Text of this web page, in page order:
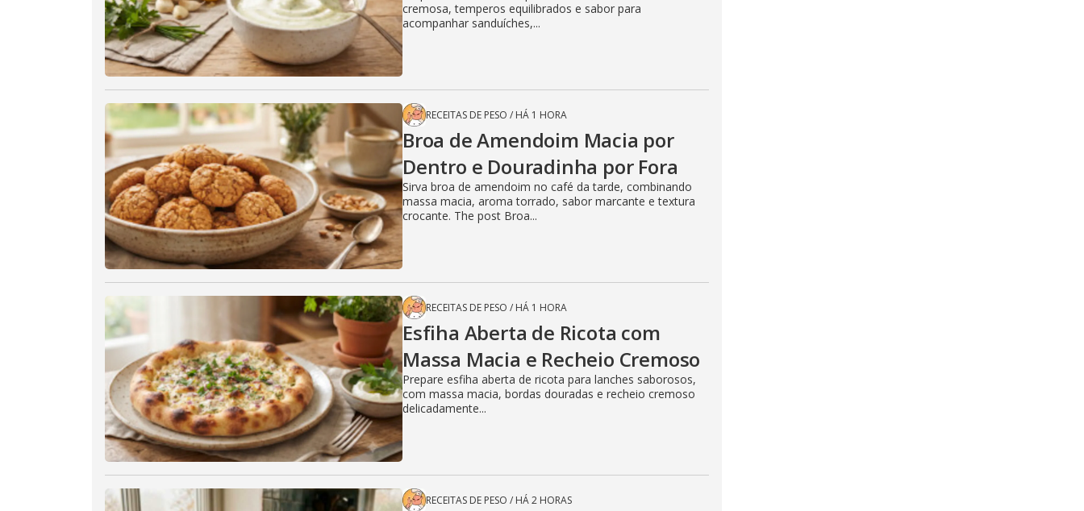
cremosa, temperos equilibrados e sabor para
acompanhar sanduíches,...
RECEITAS DE PESO / HÁ 1 HORA
Broa de Amendoim Macia por
Dentro e Douradinha por Fora
Sirva broa de amendoim no café da tarde, combinando
massa macia, aroma torrado, sabor marcante e textura
crocante. The post Broa...
RECEITAS DE PESO / HÁ 1 HORA
Esfiha Aberta de Ricota com
Massa Macia e Recheio Cremoso
Prepare esfiha aberta de ricota para lanches saborosos,
com massa macia, bordas douradas e recheio cremoso
delicadamente...
RECEITAS DE PESO / HÁ 2 HORAS